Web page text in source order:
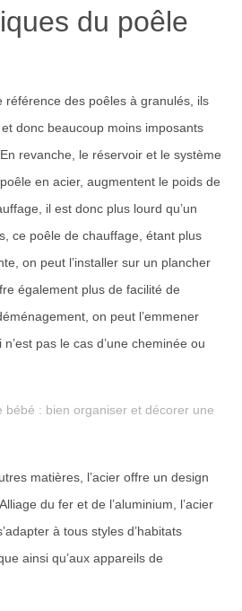
du poêle
référence des poêles à granulés, ils
donc beaucoup moins imposants
revanche, le réservoir et le système
en acier, augmentent le poids de
il est donc plus lourd qu’un
ce poêle de chauffage, étant plus
on peut l’installer sur un plancher
également plus de facilité de
on peut l’emmener
pas le cas d’une cheminée ou
bébé : bien organiser et décorer une
matières, l’acier offre un design
du fer et de l’aluminium, l’acier
à tous styles d’habitats
ainsi qu’aux appareils de